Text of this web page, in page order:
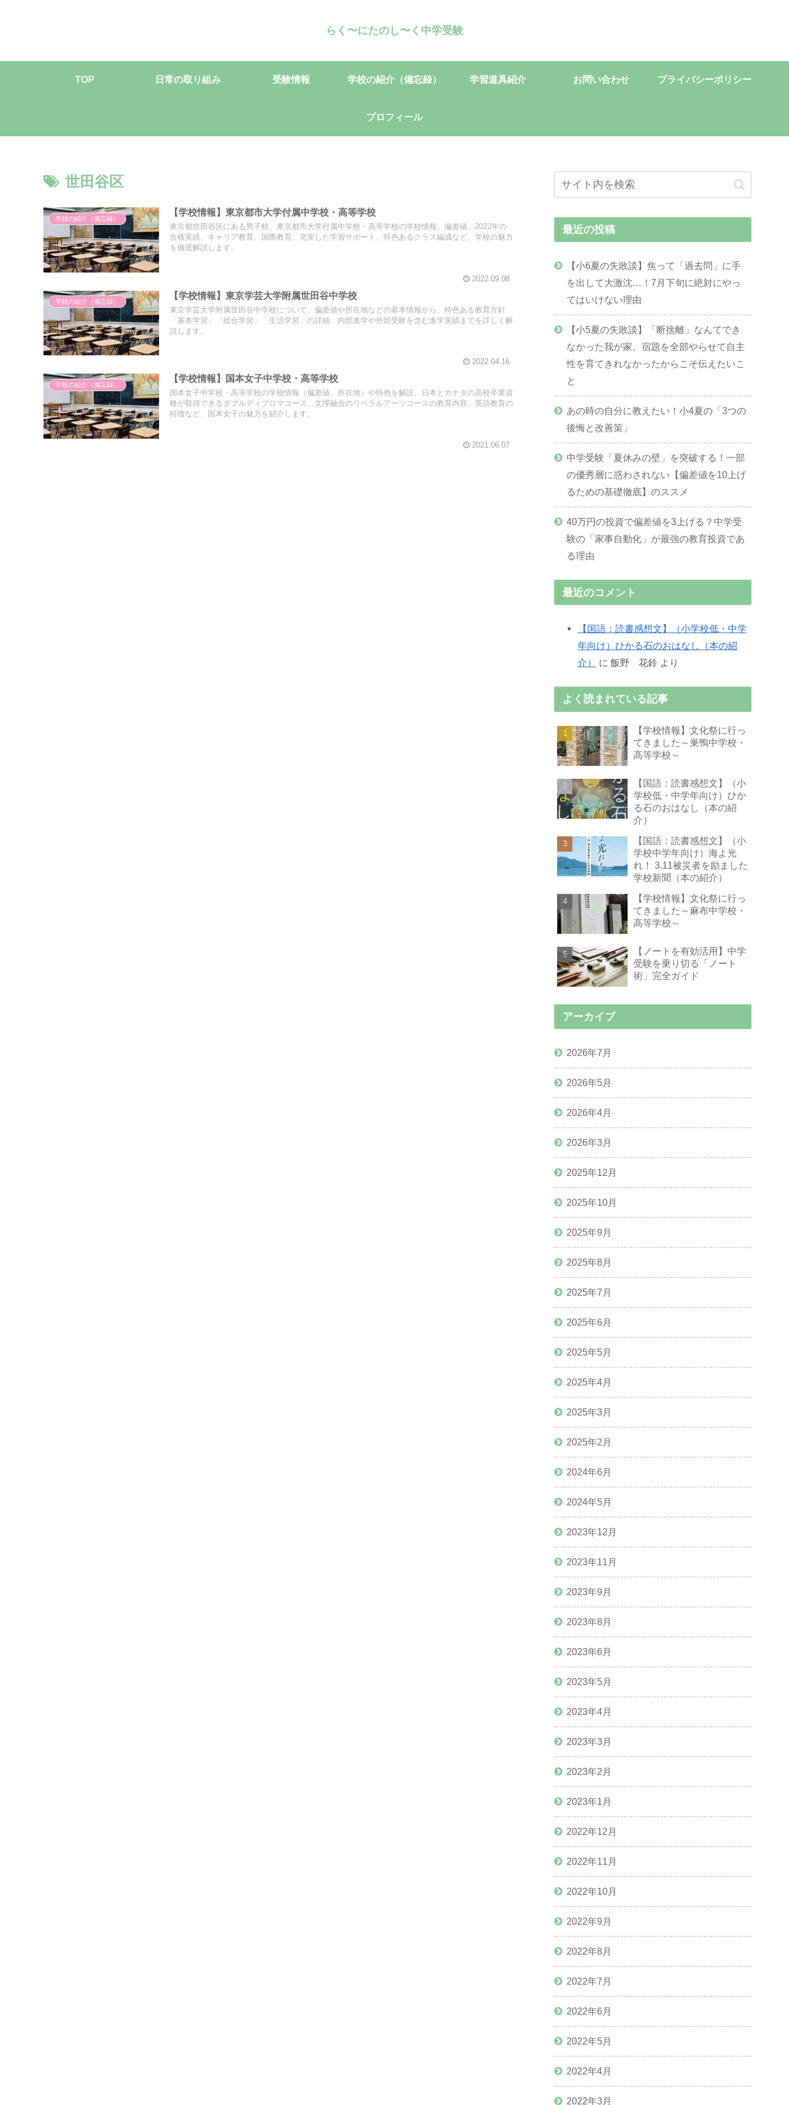
らく〜にたのし〜く中学受験
TOP 日常の取り組み 受験情報 学校の紹介（備忘録） 学習道具紹介 お問い合わせ プライバシーポリシー
プロフィール
世田谷区
学校の紹介（備忘録）
【学校情報】東京都市大学付属中学校・高等学校
東京都世田谷区にある男子校、東京都市大学付属中学校・高等学校の学校情報。偏差値、2022年の
合格実績、キャリア教育、国際教育、充実した学習サポート、特色あるクラス編成など、学校の魅力
を徹底解説します。
2022.09.08
学校の紹介（備忘録）
【学校情報】東京学芸大学附属世田谷中学校
東京学芸大学附属世田谷中学校について、偏差値や所在地などの基本情報から、特色ある教育方針
「基本学習」「総合学習」「生活学習」の詳細、内部進学や外部受験を含む進学実績までを詳しく解
説します。
2022.04.16
学校の紹介（備忘録）
【学校情報】国本女子中学校・高等学校
国本女子中学校・高等学校の学校情報（偏差値、所在地）や特色を解説。日本とカナダの高校卒業資
格が取得できるダブルディプロマコース、文理融合のリベラルアーツコースの教育内容、英語教育の
特徴など、国本女子の魅力を紹介します。
2021.06.07
最近の投稿
【小6夏の失敗談】焦って「過去問」に手
を出して大激沈…！7月下旬に絶対にやっ
てはいけない理由
【小5夏の失敗談】「断捨離」なんてでき
なかった我が家。宿題を全部やらせて自主
性を育てきれなかったからこそ伝えたいこ
と
あの時の自分に教えたい！小4夏の「3つの
後悔と改善策」
中学受験「夏休みの壁」を突破する！一部
の優秀層に惑わされない【偏差値を10上げ
るための基礎徹底】のススメ
40万円の投資で偏差値を3上げる？中学受
験の「家事自動化」が最強の教育投資であ
る理由
最近のコメント
【国語：読書感想文】（小学校低・中学
年向け）ひかる石のおはなし（本の紹
介）
に 飯野 花鈴 より
よく読まれている記事
【学校情報】文化祭に行っ
てきました～巣鴨中学校・
高等学校～
【国語：読書感想文】（小
学校低・中学年向け）ひか
る石のおはなし（本の紹
介）
【国語：読書感想文】（小
学校中学年向け）海よ光
れ！ 3.11被災者を励ました
学校新聞（本の紹介）
【学校情報】文化祭に行っ
てきました～麻布中学校・
高等学校～
【ノートを有効活用】中学
受験を乗り切る「ノート
術」完全ガイド
アーカイブ
2026年7月
2026年5月
2026年4月
2026年3月
2025年12月
2025年10月
2025年9月
2025年8月
2025年7月
2025年6月
2025年5月
2025年4月
2025年3月
2025年2月
2024年6月
2024年5月
2023年12月
2023年11月
2023年9月
2023年8月
2023年6月
2023年5月
2023年4月
2023年3月
2023年2月
2023年1月
2022年12月
2022年11月
2022年10月
2022年9月
2022年8月
2022年7月
2022年6月
2022年5月
2022年4月
2022年3月